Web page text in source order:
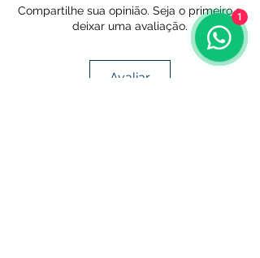
Compartilhe sua opinião. Seja o primeiro a
deixar uma avaliação.
Avaliar
1